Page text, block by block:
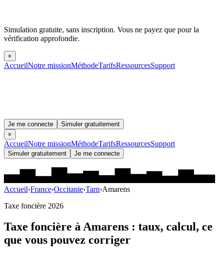
Simulation gratuite, sans inscription. Vous ne payez que pour la
vérification approfondie.
×
AccueilNotre missionMéthodeTarifsRessourcesSupport
Je me connecte
Simuler gratuitement
×
AccueilNotre missionMéthodeTarifsRessourcesSupport
Simuler gratuitement Je me connecte
Accueil›France›Occitanie›Tarn›Amarens
Taxe foncière 2026
Taxe foncière àAmarens : taux, calcul, ce
que vous pouvez corriger